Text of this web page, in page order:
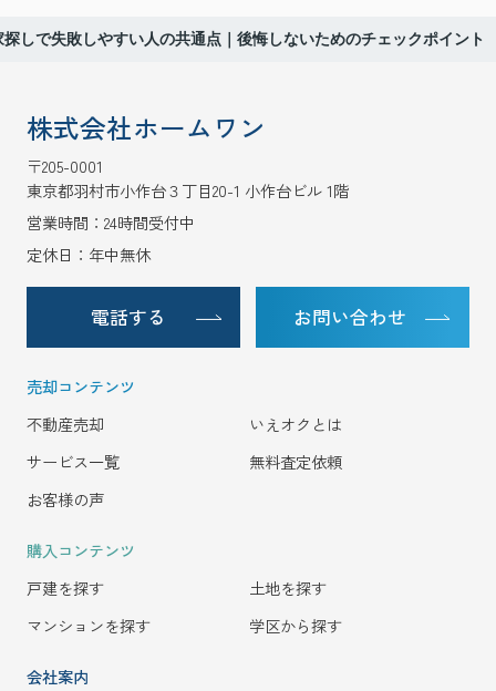
探しで失敗しやすい人の共通点｜後悔しないためのチェックポイント
株式会社ホームワン
〒205-0001
東京都羽村市小作台３丁目20-1 小作台ビル 1階
営業時間：24時間受付中
定休日：年中無休
電話する お問い合わせ
売却コンテンツ
不動産売却
いえオクとは
サービス一覧
無料査定依頼
お客様の声
購入コンテンツ
戸建を探す
土地を探す
マンションを探す
学区から探す
会社案内